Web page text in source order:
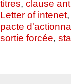
titres, clause
Letter of intenet,
pacte
sortie forcée,